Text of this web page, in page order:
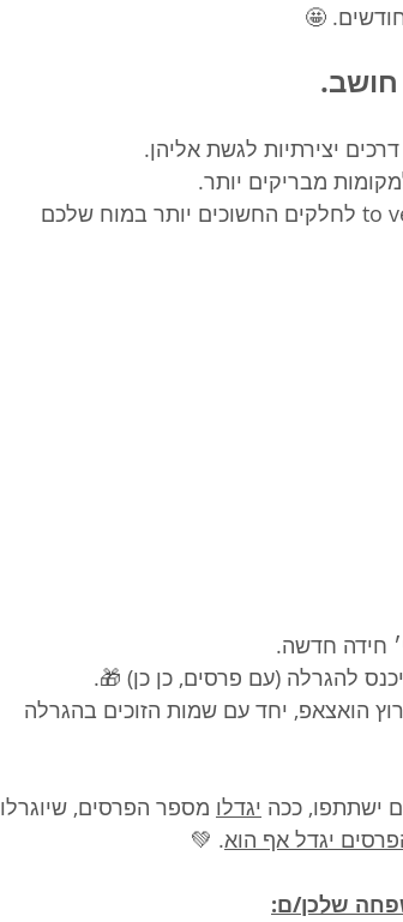
🤩
חושב.
יצירתיות לגשת אליהן.
מבריקים יותר.
וזה מה שחידות מעודדות אתכם לעשות- to venture off לחלקים החשוכים יותר במוח שלכם
חידה חדשה.
להגרלה (עם פרסים, כן כן) 🎁.
הואצאפ, יחד עם שמות הזוכים בהגרלה
ישתתפו, ככה יגדלו מספר הפרסים, שיוגרלו
יגדל אף הוא. 💚
שלכן/ם: